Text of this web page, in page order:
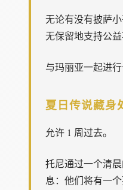
无论有没有披萨
无保留地支持公益
与玛丽亚一起进行
夏日传说藏身
允许 1 周过去。
托尼通过一个清
息：他们将有一